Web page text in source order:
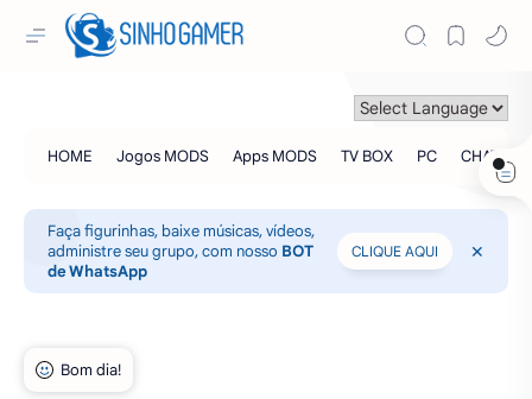
Faça figurinhas, baixe músicas, vídeos,
administre seu grupo, com nosso BOT
de WhatsApp
CLIQUE AQUI